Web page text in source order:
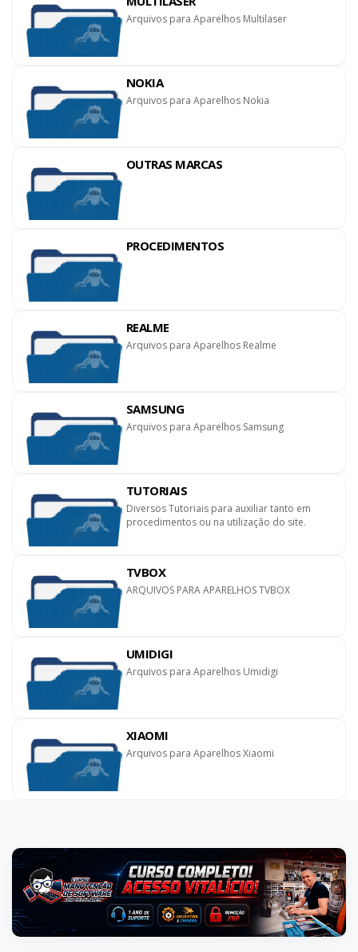
Arquivos para Aparelhos Multilaser
NOKIA
Arquivos para Aparelhos Nokia
OUTRAS MARCAS
PROCEDIMENTOS
REALME
Arquivos para Aparelhos Realme
SAMSUNG
Arquivos para Aparelhos Samsung
TUTORIAIS
Diversos Tutoriais para auxiliar tanto em
procedimentos ou na utilização do site.
TVBOX
ARQUIVOS PARA APARELHOS TVBOX
UMIDIGI
Arquivos para Aparelhos Umidigi
XIAOMI
Arquivos para Aparelhos Xiaomi